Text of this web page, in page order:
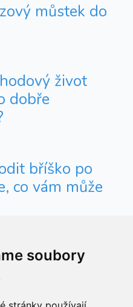
soubory
můstek do
život
dobře
bříško po
co vám může